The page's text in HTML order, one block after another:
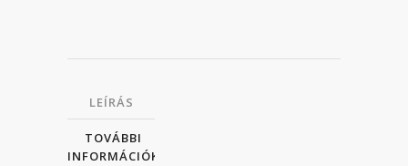
LEÍRÁS
TOVÁBBI
INFORMÁCIÓK